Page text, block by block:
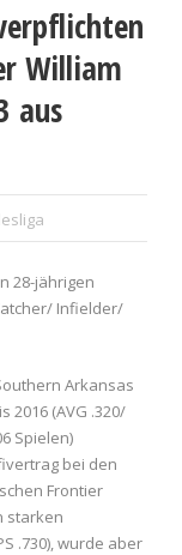
William
aus
28-jährigen
Infielder/
Arkansas
2016 (AVG .320/
Spielen)
bei den
Frontier
starken
.730), wurde aber